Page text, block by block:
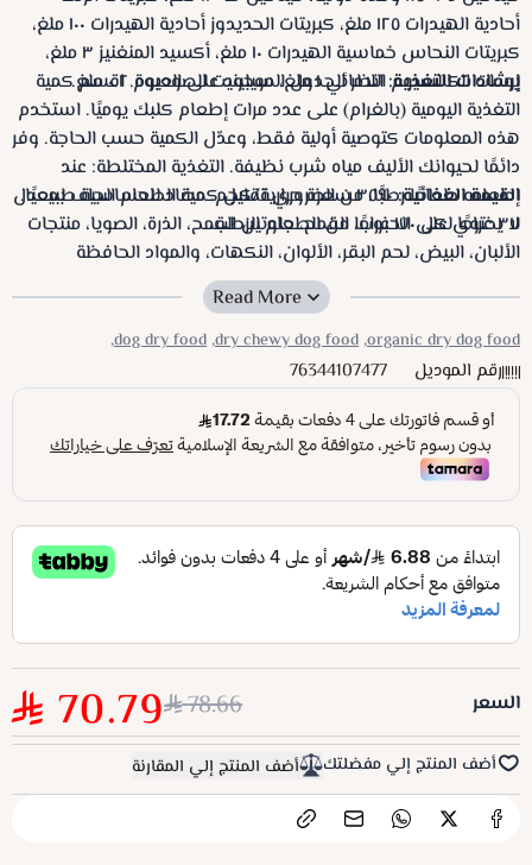
أحادية الهيدرات ١٢٥ ملغ، كبريتات الحديدوز أحادية الهيدرات ١٠٠ ملغ،
كبريتات النحاس خماسية الهيدرات ١٠ ملغ، أكسيد المنغنيز ٣ ملغ،
يودات الكالسيوم اللامائي ١ ملغ، سيلينيت الصوديوم ٠.٢ ملغ.
إرشادات التغذية:انظر الجدول الموجود على العبوة. اقسم كمية
التغذية اليومية (بالغرام) على عدد مرات إطعام كلبك يوميًا. استخدم
هذه المعلومات كتوصية أولية فقط، وعدّل الكمية حسب الحاجة. وفر
دائمًا لحيوانك الأليف مياه شرب نظيفة. التغذية المختلطة: عند
إطعامه طعامًا رطبًا، من الضروري تقليل كمية الطعام الجاف بمعدل
٣٧ غرامًا لكل ١٧٠ غرامًا من الطعام الرطب.
القيمة الغذائية:
٣٥٩٠ سعرة حرارية/كجم. مضاد للحساسية طبيعيًا.
لا يحتوي على الحبوب، القمح، جلوتين القمح، الذرة، الصويا، منتجات
الألبان، البيض، لحم البقر، الألوان، النكهات، والمواد الحافظة
organic dry dog food,
dry chewy dog food,
dog dry food,
رقم الموديل 76344107477
السعر 78.66
70.79
أضف المنتج إلي مفضلتك أضف المنتج إلي المقارنة